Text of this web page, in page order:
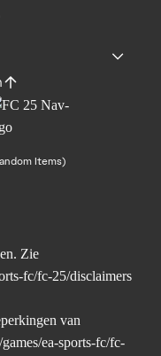
Items)
Zie
fc/fc-25/disclaimers
van
ea-sports-fc/fc-